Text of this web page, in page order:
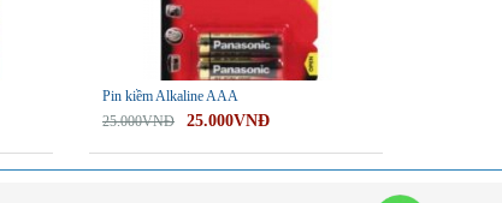
Pin kiềm Alkaline AAA
25.000VNĐ
25.000VNĐ